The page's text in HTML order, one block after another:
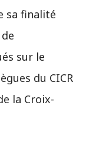
sa finalité
sur le
du CICR
la Croix-